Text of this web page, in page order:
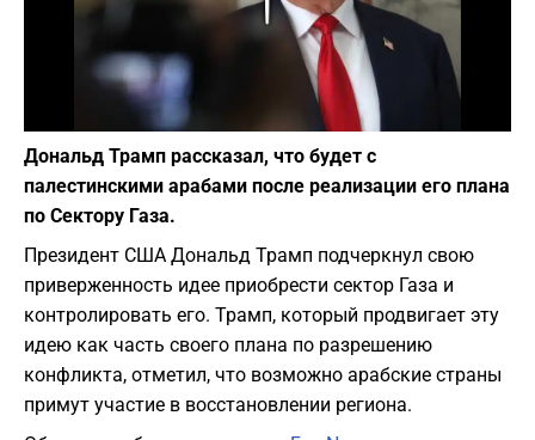
Фото: Depositphotos
Дональд Трамп рассказал, что будет с
палестинскими арабами после реализации его плана
по Сектору Газа.
Президент США Дональд Трамп подчеркнул свою
приверженность идее приобрести сектор Газа и
контролировать его. Трамп, который продвигает эту
идею как часть своего плана по разрешению
конфликта, отметил, что возможно арабские страны
примут участие в восстановлении региона.